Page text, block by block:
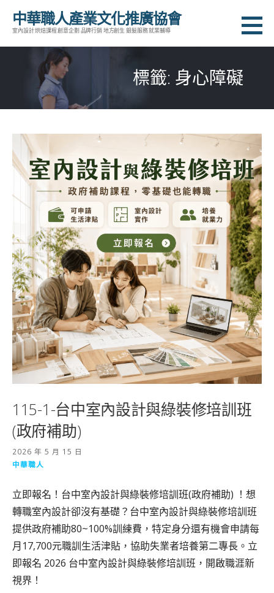
中華職人產業文化推廣協會
室內設計 烘焙課程 創意企劃 品牌行銷 地方創生 銀髮服務 就業輔導
標籤: 身心障礙
115-1-台中室內設計與綠裝修培訓班
(政府補助)
2026 年 5 月 15 日
中華職人
立即報名！台中室內設計與綠裝修培訓班(政府補助) ！想
轉職室內設計卻沒有基礎？台中室內設計與綠裝修培訓班
提供政府補助80~100%訓練費，特定身分還有機會申請每
月17,700元職訓生活津貼，協助失業者培養第二專長。立
即報名 2026 台中室內設計與綠裝修培訓班，開啟職涯新
視界！